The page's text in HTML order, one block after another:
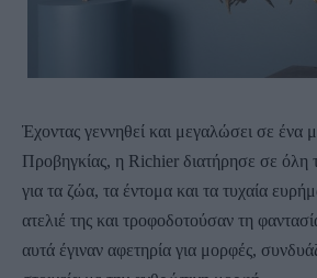
Έχοντας γεννηθεί και μεγαλώσει σε ένα
Προβηγκίας, η Richier διατήρησε σε όλη
για τα ζώα, τα έντομα και τα τυχαία
ατελιέ της και τροφοδοτούσαν τη
αυτά έγιναν αφετηρία για μορφές,